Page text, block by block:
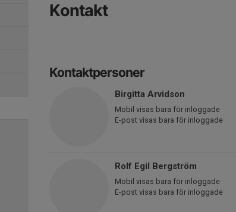
Kontakt
Kontaktpersoner
Birgitta Arvidson
Mobil visas bara för inloggade
E-post visas bara för inloggade
Rolf Egil Bergström
Mobil visas bara för inloggade
E-post visas bara för inloggade